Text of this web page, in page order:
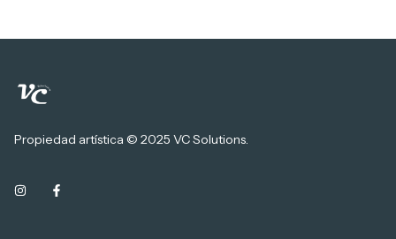
Propiedad artística © 2025 VC Solutions.